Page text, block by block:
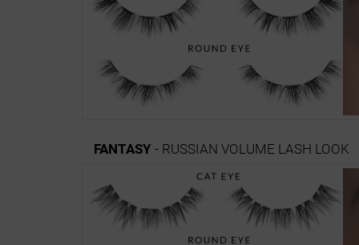
FANTASY - RUSSIAN VOLUME LASH LOOK